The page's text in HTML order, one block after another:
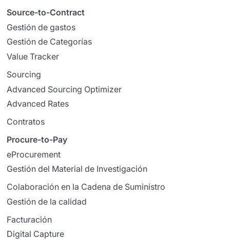
Source-to-Contract
Gestión de gastos
Gestión de Categorías
Value Tracker
Sourcing
Advanced Sourcing Optimizer
Advanced Rates
Contratos
Procure-to-Pay
eProcurement
Gestión del Material de Investigación
Colaboración en la Cadena de Suministro
Gestión de la calidad
Facturación
Digital Capture